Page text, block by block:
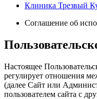
Клиника Трезвый
Соглашение об
Настоящее
регулирует отношения
(далее Сайт или
пользователем сайта с